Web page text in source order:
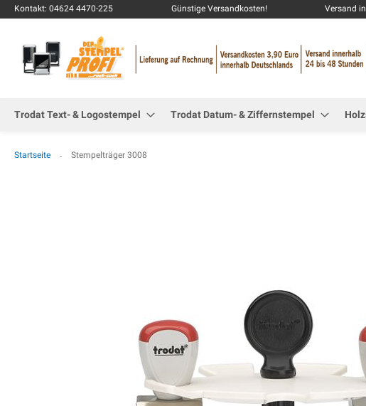
Kontakt: 04624 4470-225 Günstige Versandkosten! Versand
Trodat Text- & Logostempel Trodat Datum- & Ziffernstempel
Startseite Stempelträger 3008